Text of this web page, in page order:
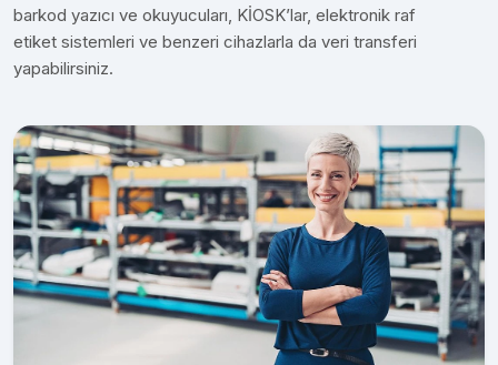
barkod yazıcı ve okuyucuları, KİOSK’lar, elektronik raf
etiket sistemleri ve benzeri cihazlarla da veri transferi
yapabilirsiniz.